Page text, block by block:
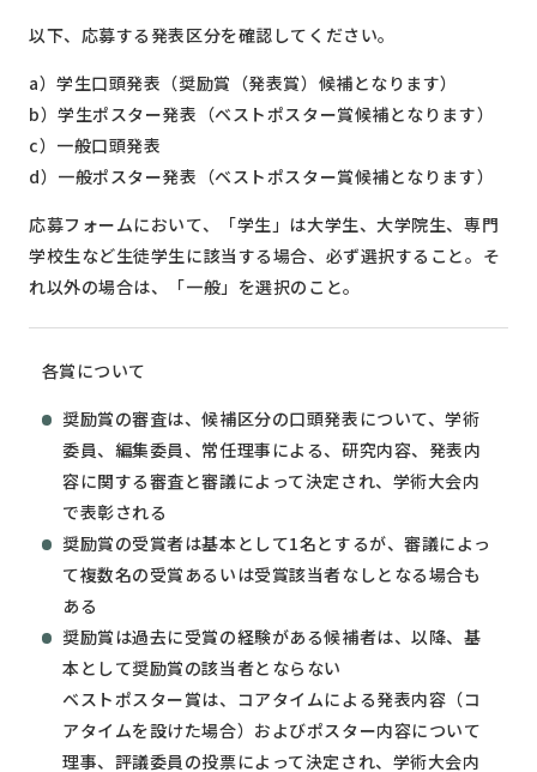
以下、応募する発表区分を確認してください。
a）学生口頭発表（奨励賞（発表賞）候補となります）
b）学生ポスター発表（ベストポスター賞候補となります）
c）一般口頭発表
d）一般ポスター発表（ベストポスター賞候補となります）
応募フォームにおいて、「学生」は大学生、大学院生、専門
学校生など生徒学生に該当する場合、必ず選択すること。そ
れ以外の場合は、「一般」を選択のこと。
各賞について
奨励賞の審査は、候補区分の口頭発表について、学術
委員、編集委員、常任理事による、研究内容、発表内
容に関する審査と審議によって決定され、学術大会内
で表彰される
奨励賞の受賞者は基本として1名とするが、審議によっ
て複数名の受賞あるいは受賞該当者なしとなる場合も
ある
奨励賞は過去に受賞の経験がある候補者は、以降、基
本として奨励賞の該当者とならない
ベストポスター賞は、コアタイムによる発表内容（コ
アタイムを設けた場合）およびポスター内容について
理事、評議委員の投票によって決定され、学術大会内